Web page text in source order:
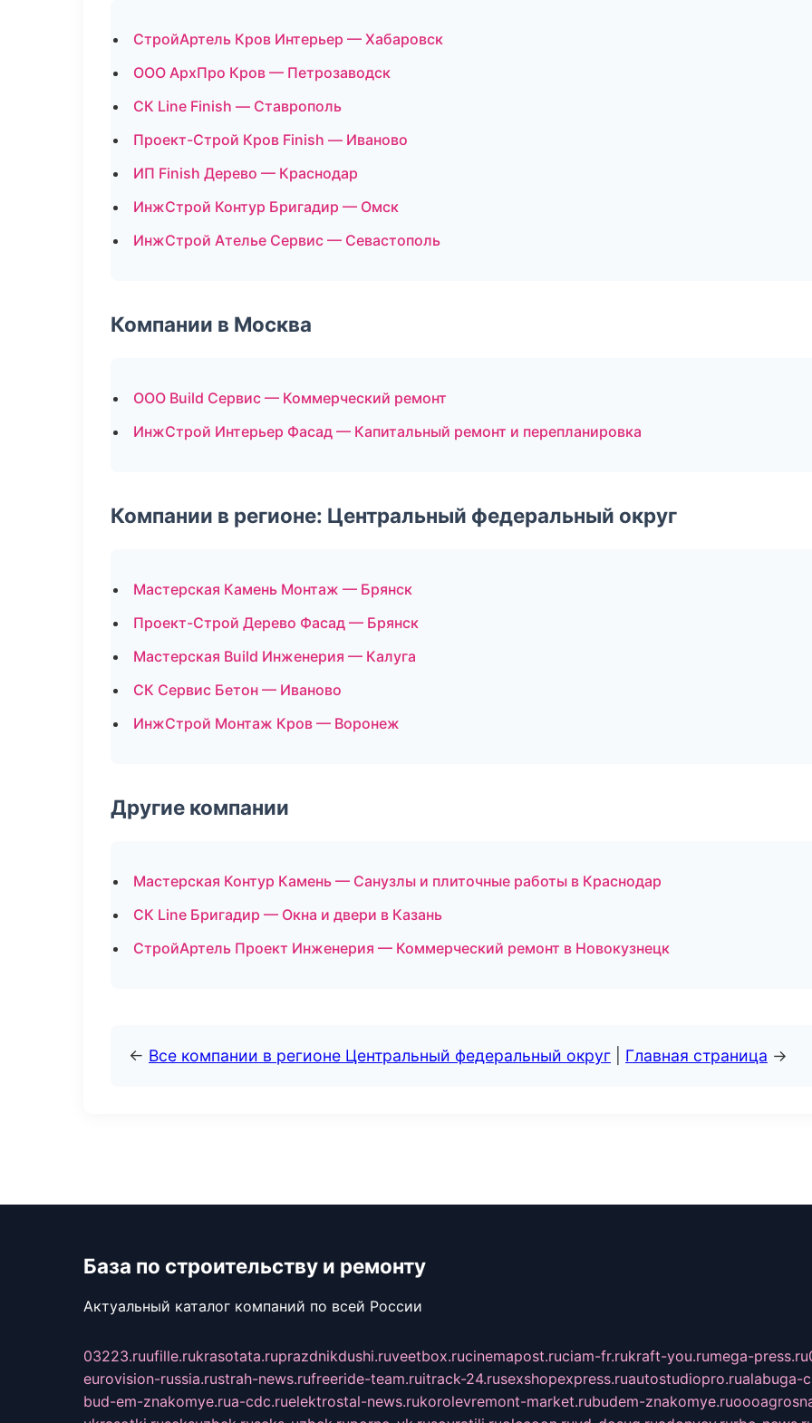
СтройАртель Кров Интерьер — Хабаровск
ООО АрхПро Кров — Петрозаводск
СК Line Finish — Ставрополь
Проект-Строй Кров Finish — Иваново
ИП Finish Дерево — Краснодар
ИнжСтрой Контур Бригадир — Омск
ИнжСтрой Ателье Сервис — Севастополь
Компании в Москва
ООО Build Сервис — Коммерческий ремонт
ИнжСтрой Интерьер Фасад — Капитальный ремонт и перепланировка
Компании в регионе: Центральный федеральный округ
Мастерская Камень Монтаж — Брянск
Проект-Строй Дерево Фасад — Брянск
Мастерская Build Инженерия — Калуга
СК Сервис Бетон — Иваново
ИнжСтрой Монтаж Кров — Воронеж
Другие компании
Мастерская Контур Камень — Санузлы и плиточные работы в Краснодар
СК Line Бригадир — Окна и двери в Казань
СтройАртель Проект Инженерия — Коммерческий ремонт в Новокузнецк
← Все компании в регионе Центральный федеральный округ Главная страница →
База по строительству и ремонту
Актуальный каталог компаний по всей России
03223.ruufille.rukrasotata.ruprazdnikdushi.ruveetbox.rucinemapost.ruciam-fr.rukraft-you.rumega-press.ru
eurovision-russia.rustrah-news.rufreeride-team.ruitrack-24.rusexshopexpress.ruautostudiopro.rualabuga-
bud-em-znakomye.rua-cdc.ruelektrostal-news.rukorolevremont-market.rubudem-znakomye.ru